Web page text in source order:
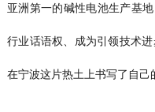
亚洲第一的碱性电池生产基
行业话语权、成为引领技术
在宁波这片热土上书写了自己